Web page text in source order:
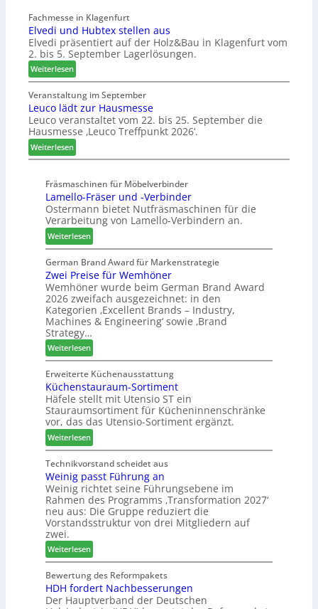
e
r
e
i
c
h
c
h
ä
f
t
s
j
a
h
r
c
h
e
e
r
ö
r
t
e
r
t
Z
k
u
n
f
t
s
c
h
i
n
e
n
b
a
u
i
i
a
l
i
s
i
e
r
t
s
i
c
h
Fachmesse in Klagenfurt
Elvedi und Hubtex stellen aus
Elvedi präsentiert auf der Holz&Bau in Klagenfurt vom
2. bis 5. September Lagerlösungen.
Weiterlesen:
E
l
v
e
d
u
d
H
u
b
t
e
x
s
t
e
l
l
e
n
a
u
s
Veranstaltung im September
Leuco lädt zur Hausmesse
Leuco veranstaltet vom 22. bis 25. September die
Hausmesse ‚Leuco Treffpunkt 2026‘.
Weiterlesen:
L
u
o
l
ä
d
t
z
u
r
H
a
u
s
m
e
s
s
e
Fräsmaschinen für Möbelverbinder
Lamello-Fräser und -Verbinder
Ostermann bietet Nutfräsmaschinen für die
Verarbeitung von Lamello-Verbindern an.
Weiterlesen:
L
a
m
e
l
l
o
-
F
r
ä
s
e
r
u
n
d
-
V
e
r
b
i
n
d
r
German Brand Award für Markenstrategie
Zwei Preise für Wemhöner
Wemhöner wurde beim German Brand Award
2026 zweifach ausgezeichnet: in den
Kategorien ‚Excellent Brands – Industry,
Machines & Engineering‘ sowie ‚Brand
Strategy…
Weiterlesen:
Z
w
e
i
P
r
e
i
s
e
f
ü
r
W
e
m
h
ö
n
e
Erweiterte Küchenausstattung
Küchenstauraum-Sortiment
Häfele stellt mit Utensio ST ein
Stauraumsortiment für Kücheninnenschränke
vor, das das Utensio-Sortiment ergänzt.
Weiterlesen:
K
ü
c
h
e
n
s
t
a
u
r
a
u
Technikvorstand scheidet aus
Weinig passt Führung an
Weinig richtet seine Führungsebene im
Rahmen des Programms ‚Transformation 2027‘
neu aus: Die Gruppe reduziert die
Vorstandsstruktur von drei Mitgliedern auf
zwei.
Weiterlesen:
W
e
i
n
Bewertung des Reformpakets
HDH fordert Nachbesserungen
Der Hauptverband der Deutschen